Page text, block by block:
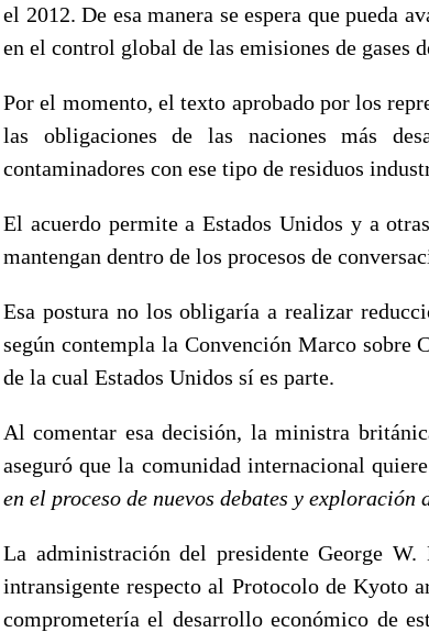
el 2012. De esa manera se espera que pueda
en el control global de las emisiones de gases
Por el momento, el texto aprobado por los
las obligaciones de las naciones más
contaminadores con ese tipo de residuos
El acuerdo permite a Estados Unidos y a
mantengan dentro de los procesos de
Esa postura no los obligaría a realizar
según contempla la Convención Marco sobre
de la cual Estados Unidos sí es parte.
Al comentar esa decisión, la ministra
aseguró que la comunidad internacional quiere
en el proceso de nuevos debates y exploración
La administración del presidente George
intransigente respecto al Protocolo de Kyoto
comprometería el desarrollo económico de